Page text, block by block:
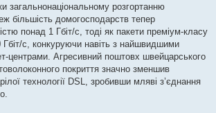
загальнонаціональному розгортанню
більшість домогосподарств тепер
понад 1 Гбіт/с, тоді як пакети преміум-класу
с, конкуруючи навіть з найшвидшими
центрами. Агресивний поштовх швейцарського
покриття значно зменшив
технології DSL, зробивши мляві з’єднання